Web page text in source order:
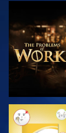
ESPLORA LE
SERIE